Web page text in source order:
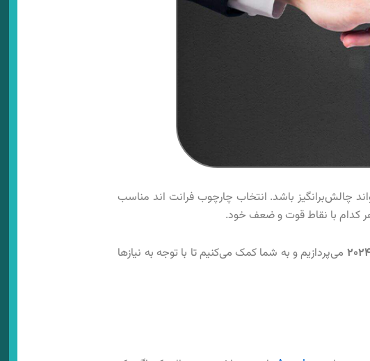
چالش‌برانگیز باشد. انتخاب چارچوب فرانت‌ اند مناسب
می‌پردازیم و به شما کمک می‌کنیم تا با توجه به نیازها